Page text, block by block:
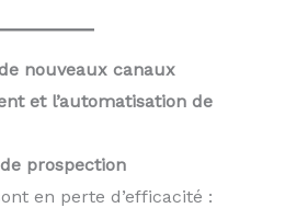
nouveaux canaux
et l’automatisation de
prospection
en perte d’efficacité :